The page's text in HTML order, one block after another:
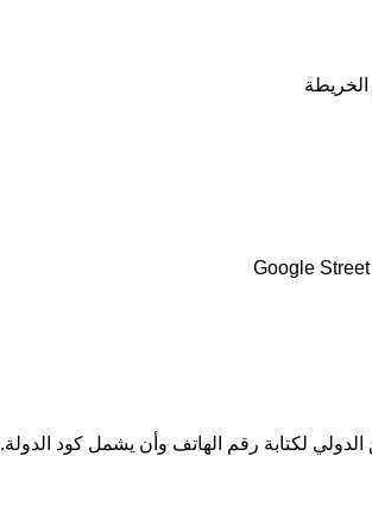
الخريطة
Google
الدولي لكتابة رقم الهاتف وأن يشمل كود الدولة.